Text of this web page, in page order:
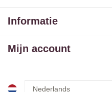
Informatie
Mijn account